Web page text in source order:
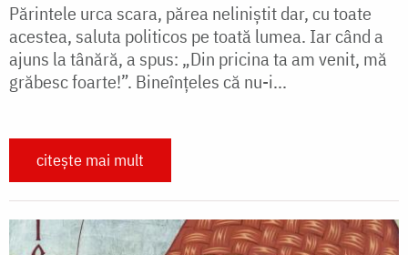
Părintele urca scara, părea neliniştit dar, cu toate
acestea, saluta politicos pe toată lumea. Iar când a
ajuns la tânără, a spus: „Din pricina ta am venit, mă
grăbesc foarte!”. Bineînţeles că nu-i...
citește mai mult